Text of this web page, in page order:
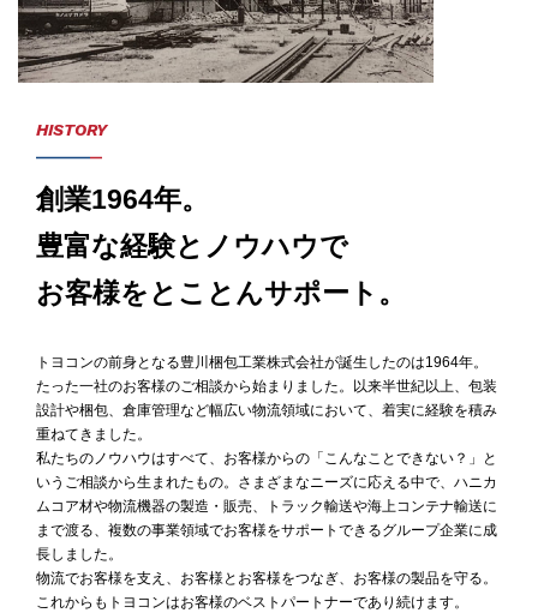
HISTORY
創業1964年。
豊富な経験とノウハウで
お客様をとことんサポート。
トヨコンの前身となる豊川梱包工業株式会社が誕生したのは1964年。
たった一社のお客様のご相談から始まりました。以来半世紀以上、包装
設計や梱包、倉庫管理など幅広い物流領域において、着実に経験を積み
重ねてきました。
私たちのノウハウはすべて、お客様からの「こんなことできない？」と
いうご相談から生まれたもの。さまざまなニーズに応える中で、ハニカ
ムコア材や物流機器の製造・販売、トラック輸送や海上コンテナ輸送に
まで渡る、複数の事業領域でお客様をサポートできるグループ企業に成
長しました。
物流でお客様を支え、お客様とお客様をつなぎ、お客様の製品を守る。
これからもトヨコンはお客様のベストパートナーであり続けます。